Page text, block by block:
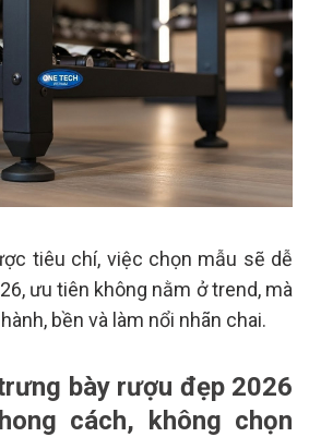
tiêu chí, việc chọn mẫu sẽ dễ
ưu tiên không nằm ở trend, mà
bền và làm nổi nhãn chai.
bày rượu đẹp 2026
cách, không chọn